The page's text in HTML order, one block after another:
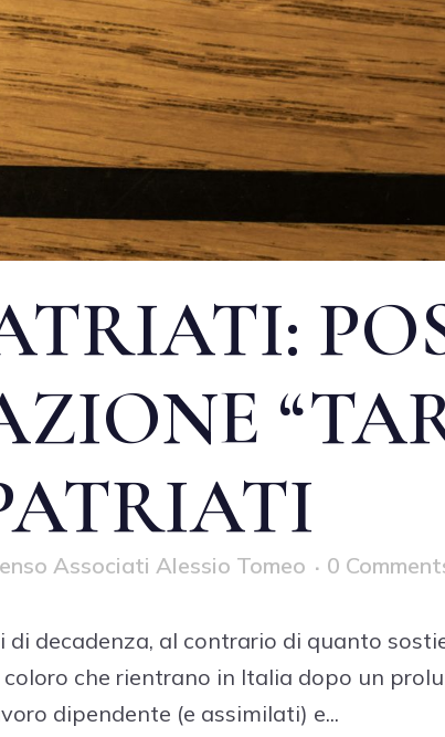
Associati Alessio Tomeo 0
decadenza, al contrario di quanto
che rientrano in Italia dopo un
dipendente (e assimilati) e...